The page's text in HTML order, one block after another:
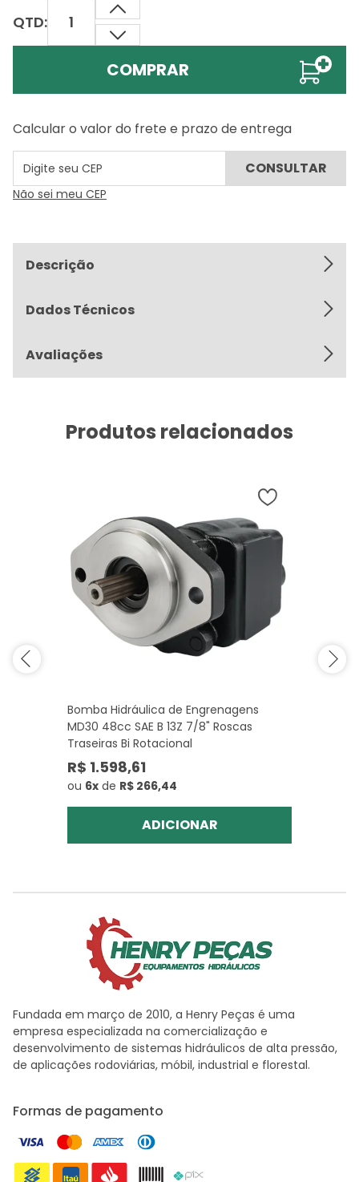
QTD:
COMPRAR
Calcular o valor do frete e prazo de entrega
Não sei meu CEP
Descrição
Dados Técnicos
Avaliações
Produtos relacionados
Bomba Hidráulica de Engrenagens
MD30 48cc SAE B 13Z 7/8" Roscas
Traseiras Bi Rotacional
R$ 1.598,61
ou 6x de R$ 266,44
ADICIONAR
Fundada em março de 2010, a Henry Peças é uma
empresa especializada na comercialização e
desenvolvimento de sistemas hidráulicos de alta pressão,
de aplicações rodoviárias, móbil, industrial e florestal.
Formas de pagamento